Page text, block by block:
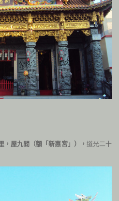
，屋九間（額「新惠宮」）， 道光二十